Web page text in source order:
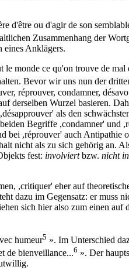
d'être ou d'agir de son
Zusammenhang der
eines Anklägers.
monde ce qu'on trouve de mal
Bevor wir uns nun der
réprouver, condamner,
derselben Wurzel basieren.
als den
Begriffe ,condamner' und
bei ,réprouver' auch Antipathie
nicht als zu sich gehörig an.
fest: involviertbzw. nicht
,critiquer' eher auf
dazu im Gegensatz: er muss
sich hier also zum einen auf
humeur5 ». Im Unterschied
de bienveillance...6 ». Der